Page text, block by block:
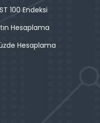
100 Endeksi
Hesaplama
Hesaplama